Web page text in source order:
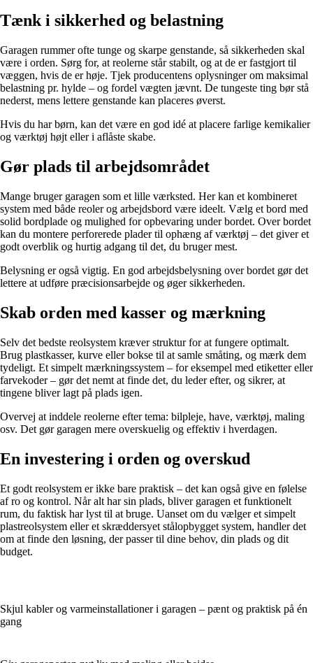
Tænk i sikkerhed og belastning
Garagen rummer ofte tunge og skarpe genstande, så sikkerheden skal
være i orden. Sørg for, at reolerne står stabilt, og at de er fastgjort til
væggen, hvis de er høje. Tjek producentens oplysninger om maksimal
belastning pr. hylde – og fordel vægten jævnt. De tungeste ting bør stå
nederst, mens lettere genstande kan placeres øverst.
Hvis du har børn, kan det være en god idé at placere farlige kemikalier
og værktøj højt eller i aflåste skabe.
Gør plads til arbejdsområdet
Mange bruger garagen som et lille værksted. Her kan et kombineret
system med både reoler og arbejdsbord være ideelt. Vælg et bord med
solid bordplade og mulighed for opbevaring under bordet. Over bordet
kan du montere perforerede plader til ophæng af værktøj – det giver et
godt overblik og hurtig adgang til det, du bruger mest.
Belysning er også vigtig. En god arbejdsbelysning over bordet gør det
lettere at udføre præcisionsarbejde og øger sikkerheden.
Skab orden med kasser og mærkning
Selv det bedste reolsystem kræver struktur for at fungere optimalt.
Brug plastkasser, kurve eller bokse til at samle småting, og mærk dem
tydeligt. Et simpelt mærkningssystem – for eksempel med etiketter eller
farvekoder – gør det nemt at finde det, du leder efter, og sikrer, at
tingene bliver lagt på plads igen.
Overvej at inddele reolerne efter tema: bilpleje, have, værktøj, maling
osv. Det gør garagen mere overskuelig og effektiv i hverdagen.
En investering i orden og overskud
Et godt reolsystem er ikke bare praktisk – det kan også give en følelse
af ro og kontrol. Når alt har sin plads, bliver garagen et funktionelt
rum, du faktisk har lyst til at bruge. Uanset om du vælger et simpelt
plastreolsystem eller et skræddersyet stålopbygget system, handler det
om at finde den løsning, der passer til dine behov, din plads og dit
budget.
Skjul kabler og varmeinstallationer i garagen – pænt og praktisk på én
gang